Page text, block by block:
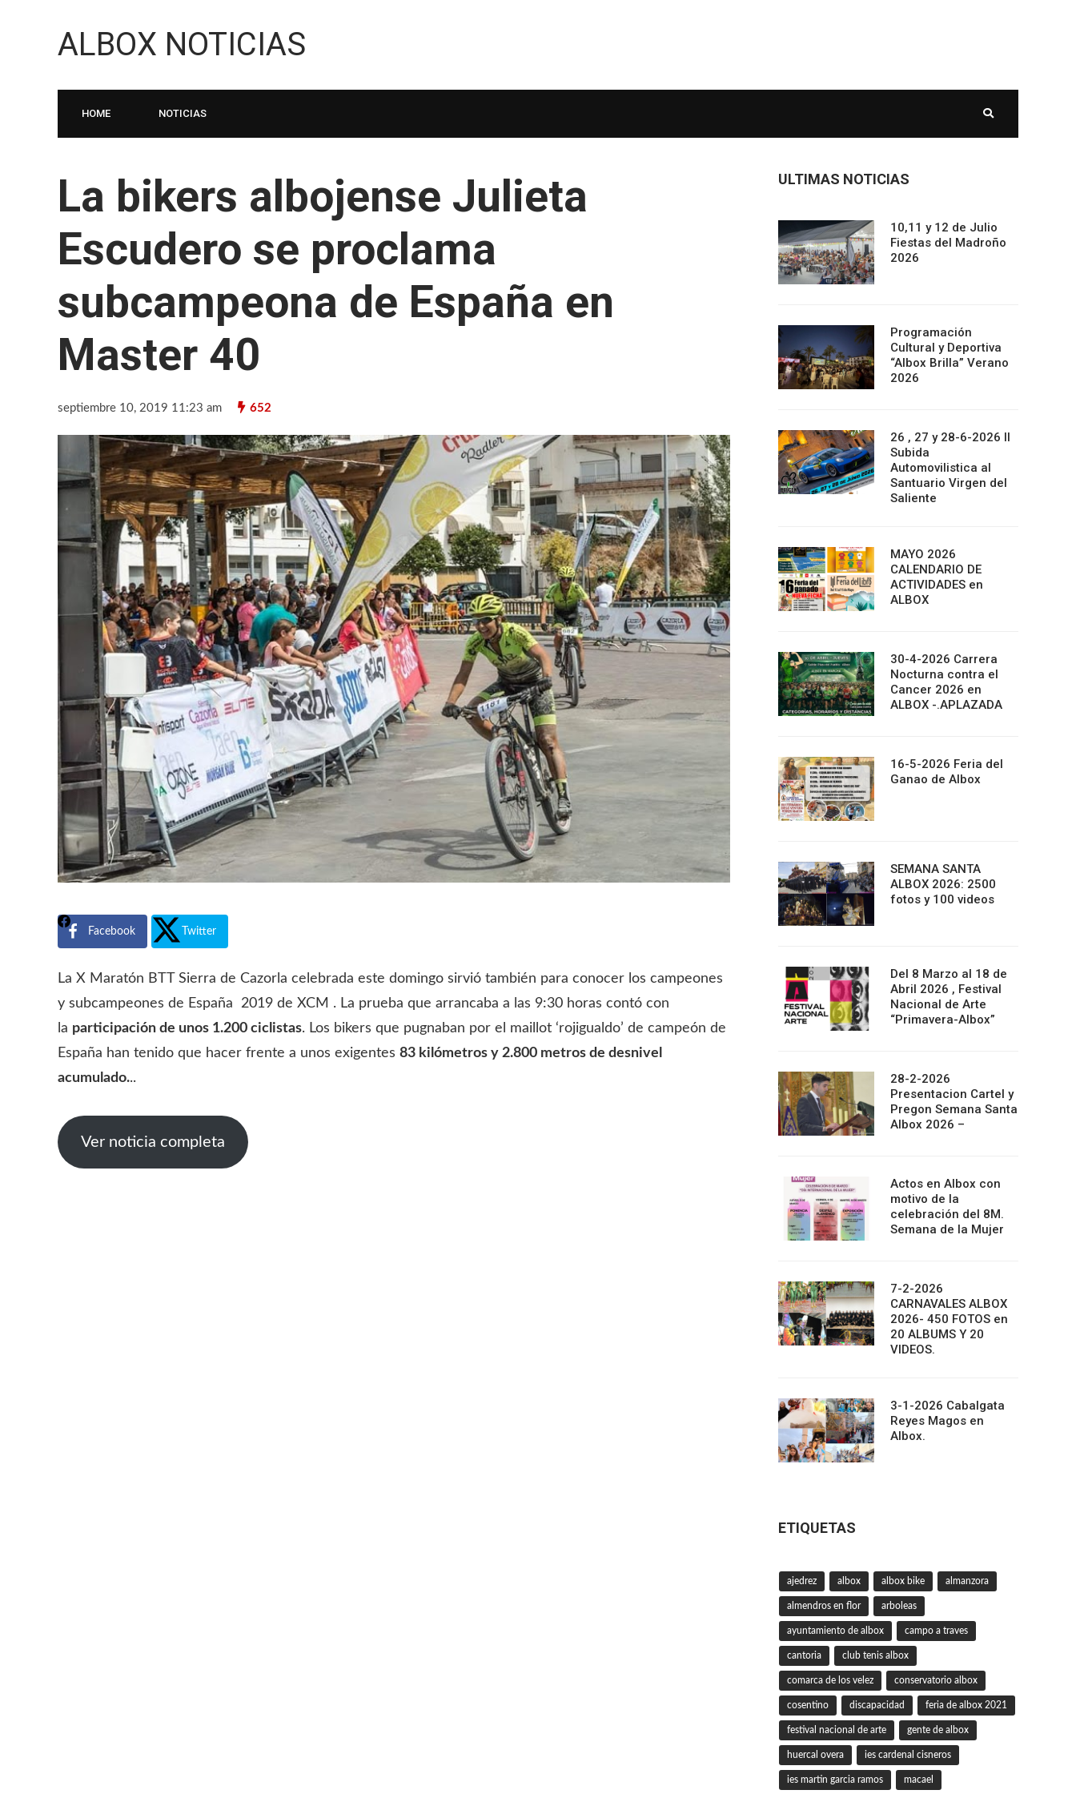
ALBOX NOTICIAS
HOME NOTICIAS
La bikers albojense Julieta
Escudero se proclama
subcampeona de España en
Master 40
septiembre 10, 2019 11:23 am 652
Facebook Twitter
La X Maratón BTT Sierra de Cazorla celebrada este domingo sirvió también para conocer los campeones
y subcampeones de España 2019 de XCM . La prueba que arrancaba a las 9:30 horas contó con
la participación de unos 1.200 ciclistas. Los bikers que pugnaban por el maillot ‘rojigualdo’ de campeón de
España han tenido que hacer frente a unos exigentes 83 kilómetros y 2.800 metros de desnivel
acumulado...
Ver noticia completa
ULTIMAS NOTICIAS
10,11 y 12 de Julio
Fiestas del Madroño
2026
Programación
Cultural y Deportiva
“Albox Brilla” Verano
2026
26 , 27 y 28-6-2026 II
Subida
Automovilistica al
Santuario Virgen del
Saliente
MAYO 2026
CALENDARIO DE
ACTIVIDADES en
ALBOX
30-4-2026 Carrera
Nocturna contra el
Cancer 2026 en
ALBOX -.APLAZADA
16-5-2026 Feria del
Ganao de Albox
SEMANA SANTA
ALBOX 2026: 2500
fotos y 100 videos
Del 8 Marzo al 18 de
Abril 2026 , Festival
Nacional de Arte
“Primavera-Albox”
28-2-2026
Presentacion Cartel y
Pregon Semana Santa
Albox 2026 –
Actos en Albox con
motivo de la
celebración del 8M.
Semana de la Mujer
7-2-2026
CARNAVALES ALBOX
2026- 450 FOTOS en
20 ALBUMS Y 20
VIDEOS.
3-1-2026 Cabalgata
Reyes Magos en
Albox.
ETIQUETAS
ajedrez albox albox bike almanzora
almendros en flor arboleas
ayuntamiento de albox campo a traves
cantoria club tenis albox
comarca de los velez conservatorio albox
cosentino discapacidad feria de albox 2021
festival nacional de arte gente de albox
huercal overa ies cardenal cisneros
ies martin garcia ramos macael